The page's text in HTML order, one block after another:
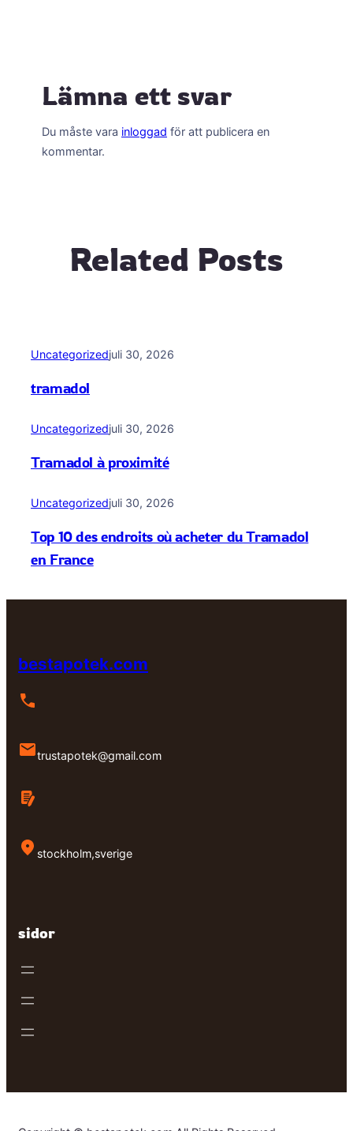
Lämna ett svar
Du måste vara inloggad för att publicera en
kommentar.
Related Posts
Uncategorizedjuli 30, 2026
tramadol
Uncategorizedjuli 30, 2026
Tramadol à proximité
Uncategorizedjuli 30, 2026
Top 10 des endroits où acheter du Tramadol
en France
bestapotek.com
trustapotek@gmail.com
stockholm,sverige
sidor